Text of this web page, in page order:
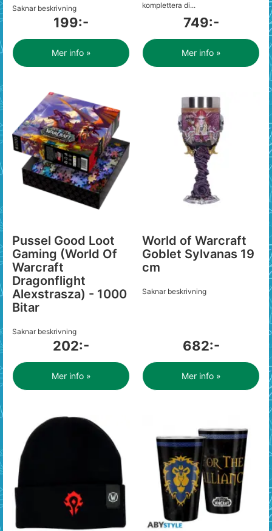
Saknar beskrivning
199:-
Mer info »
komplettera di...
749:-
Mer info »
Pussel Good Loot
Gaming (World Of
Warcraft
Dragonflight
Alexstrasza) - 1000
Bitar
Saknar beskrivning
202:-
Mer info »
World of Warcraft
Goblet Sylvanas 19
cm
Saknar beskrivning
682:-
Mer info »